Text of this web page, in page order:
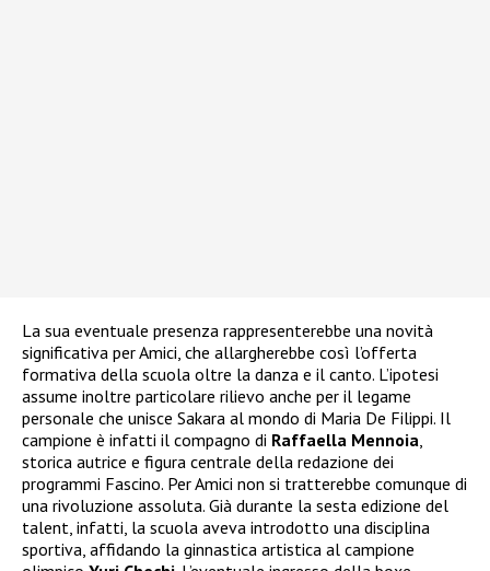
La sua eventuale presenza rappresenterebbe una novità
significativa per Amici, che allargherebbe così l’offerta
formativa della scuola oltre la danza e il canto. L’ipotesi
assume inoltre particolare rilievo anche per il legame
personale che unisce Sakara al mondo di Maria De Filippi. Il
campione è infatti il compagno di Raffaella Mennoia,
storica autrice e figura centrale della redazione dei
programmi Fascino. Per Amici non si tratterebbe comunque di
una rivoluzione assoluta. Già durante la sesta edizione del
talent, infatti, la scuola aveva introdotto una disciplina
sportiva, affidando la ginnastica artistica al campione